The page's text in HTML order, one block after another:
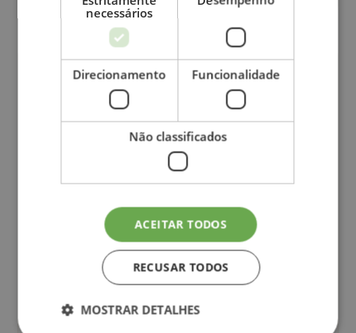
Desinformação & redes sociais? Veja o
que este estudo diz!
Principais conclusões sobre a desinformação em saúde nas
redes sociais e como evitá-la.
necessários
Direcionamento Funcionalidade
Não classificados
ACEITAR TODOS
RECUSAR TODOS
MOSTRAR DETALHES